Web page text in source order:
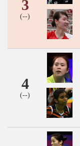
3
(--)
4
(--)